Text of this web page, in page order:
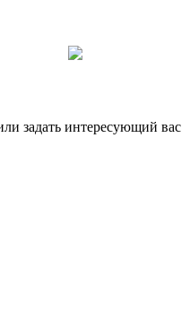
задать интересующий вас